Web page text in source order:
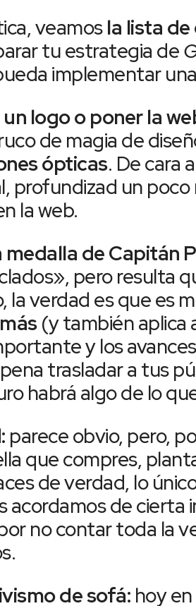
veamosla lista de
tu estrategia de
implementar
logo o poner la
de magia de
ópticas. De cara
profundizad un poco
la web.
de Capitán
pero resulta
la verdad es que es
(y también aplica
y los
trasladar a tus
habrá algo de lo
parece obvio, pero,
que compres,
de verdad, lo
acordamos de
no contar toda la
de sofá: hoy